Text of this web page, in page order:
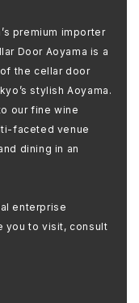
premium importer
Door Aoyama is a
the cellar door
stylish Aoyama.
our fine wine
faceted venue
dining in an
enterprise
you to visit, consult